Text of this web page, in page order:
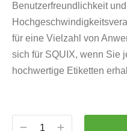
Benutzerfreundlichkeit und
für eine Vielzahl von
sich für SQUIX, wenn Sie
hochwertige Etiketten